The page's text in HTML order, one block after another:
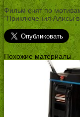
Фильм снят по
”Приключения Алисы в
Похожие материалы